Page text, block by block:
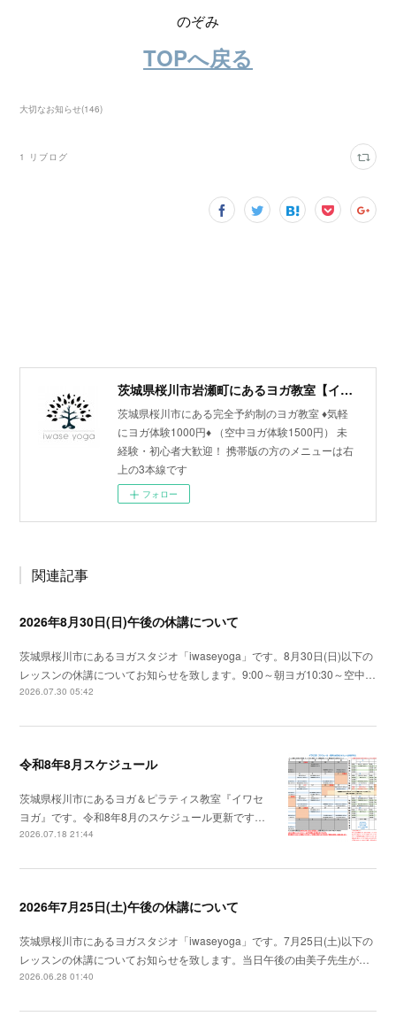
のぞみ
TOPへ戻る
大切なお知らせ(146)
1 リブログ
茨城県桜川市岩瀬町にあるヨガ教室【イワセヨガ】
茨城県桜川市にある完全予約制のヨガ教室 ♦︎気軽
にヨガ体験1000円♦︎ （空中ヨガ体験1500円） 未
経験・初心者大歓迎！ 携帯版の方のメニューは右
上の3本線です
フォロー
関連記事
2026年8月30日(日)午後の休講について
茨城県桜川市にあるヨガスタジオ「iwaseyoga」です。8月30日(日)以下の
レッスンの休講についてお知らせを致します。9:00～朝ヨガ10:30～空中…
2026.07.30 05:42
令和8年8月スケジュール
茨城県桜川市にあるヨガ＆ピラティス教室『イワセ
ヨガ』です。令和8年8月のスケジュール更新です…
2026.07.18 21:44
2026年7月25日(土)午後の休講について
茨城県桜川市にあるヨガスタジオ「iwaseyoga」です。7月25日(土)以下の
レッスンの休講についてお知らせを致します。当日午後の由美子先生が…
2026.06.28 01:40